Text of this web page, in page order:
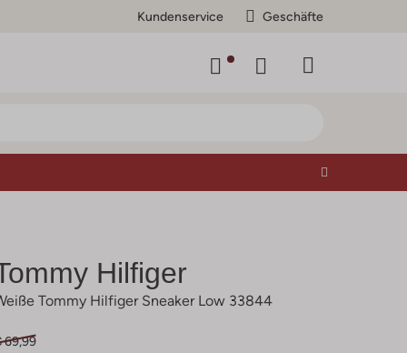
Kundenservice Geschäfte
Hilfiger
Tommy Hilfiger Sneaker Low 33844
69,99